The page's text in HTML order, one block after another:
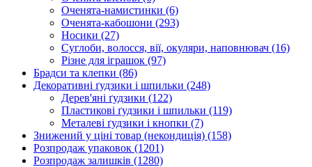
Оченята-намистинки (6)
Оченята-кабошони (293)
Носики (27)
Суглоби, волосся, вії, окуляри, наповнювач (16)
Різне для іграшок (97)
Брадси та клепки (86)
Декоративні ґудзики і шпильки (248)
Дерев'яні ґудзики (122)
Пластикові ґудзики і шпильки (119)
Металеві ґудзики і кнопки (7)
Знижений у ціні товар (некондиція) (158)
Розпродаж упаковок (1201)
Розпродаж залишків (1280)